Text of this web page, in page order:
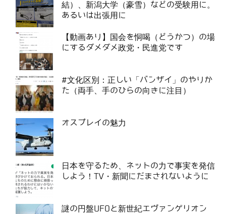
結）、新潟大学（豪雪）などの受験用に。
あるいは出張用に
【動画あり】国会を恫喝（どうかつ）の場
にするダメダメ政党・民進党です
#文化区別：正しい「バンザイ」のやりか
た（両手、手のひらの向きに注目）
オスプレイの魅力
日本を守るため、ネットの力で事実を発信
しよう！TV・新聞にだまされないように
謎の円盤UFOと新世紀エヴァンゲリオン